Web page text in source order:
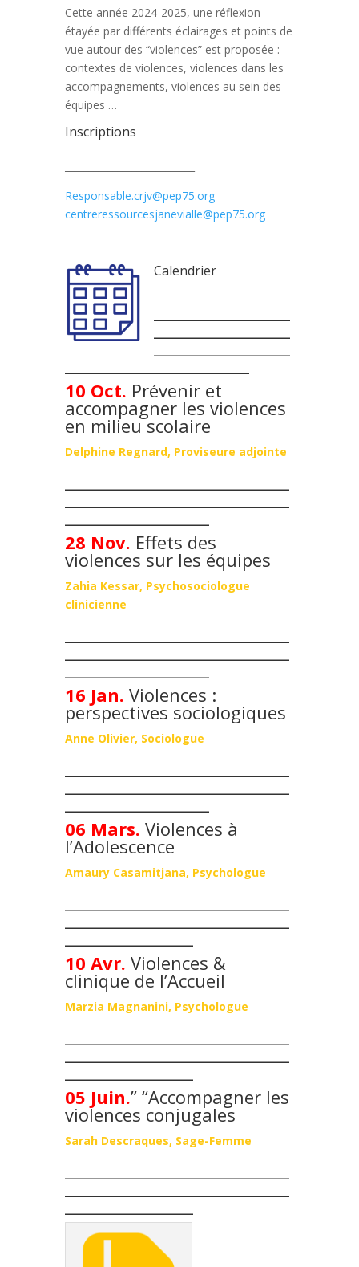
Cette année 2024-2025, une réflexion
étayée par différents éclairages et points de
vue autour des “violences” est proposée :
contextes de violences, violences dans les
accompagnements, violences au sein des
équipes …
Inscriptions
Responsable.crjv@pep75.org
centreressourcesjanevialle@pep75.org
Calendrier
_________________
_________________
_______________________
10 Oct. Prévenir et
accompagner les violences
en milieu scolaire
Delphine Regnard, Proviseure adjointe
____________________________
__________________
28 Nov. Effets des
violences sur les équipes
Zahia Kessar, Psychosociologue
clinicienne
____________________________
__________________
16 Jan. Violences :
perspectives sociologiques
Anne Olivier, Sociologue
____________________________
__________________
06 Mars. Violences à
l’Adolescence
Amaury Casamitjana, Psychologue
____________________________
________________
10 Avr. Violences &
clinique de l’Accueil
Marzia Magnanini, Psychologue
____________________________
________________
05 Juin.” “Accompagner les
violences conjugales
Sarah Descraques, Sage-Femme
____________________________
________________